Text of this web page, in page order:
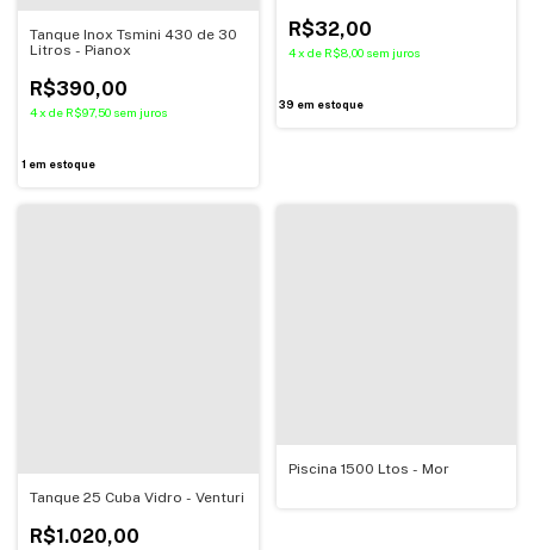
Tanque Inox Tsmini 430 de 30
Litros - Pianox
R$390,00
4x de R$97,50 sem juros
1 em estoque
Unifortte
R$32,00
4 x de R$8,00 sem juros
39 em estoque
Tanque 25 Cuba Vidro - Venturi
R$1.020,00
Piscina 1500 Ltos - Mor